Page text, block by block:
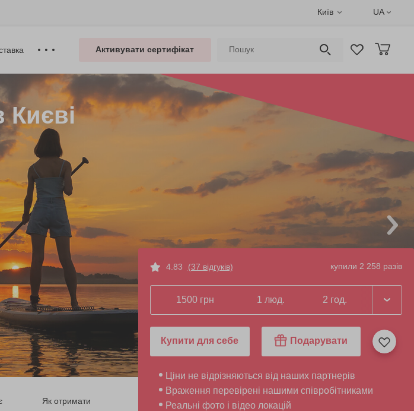
Київ UA
Активувати сертифікат
Києві
Як отримати
4.83 (37 відгуків) купили 2 258 разів
1500 грн 1 люд. 2 год.
Купити для себе Подарувати
Ціни не відрізняються від наших партнерів
Враження перевірені нашими співробітниками
Реальні фото і відео локацій